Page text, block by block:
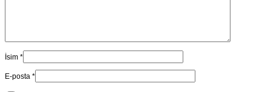
İsim *
E-posta *